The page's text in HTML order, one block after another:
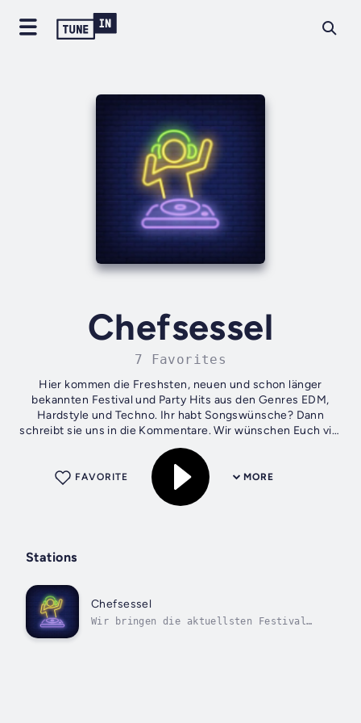
Chefsessel
7 Favorites
Hier kommen die Freshsten, neuen und schon länger
bekannten Festival und Party Hits aus den Genres EDM,
Hardstyle und Techno. Ihr habt Songswünsche? Dann
schreibt sie uns in die Kommentare. Wir wünschen Euch viel
Spaß beim feiern.
MORE
FAVORITE
Stations
Chefsessel
Wir bringen die aktuellsten Festival